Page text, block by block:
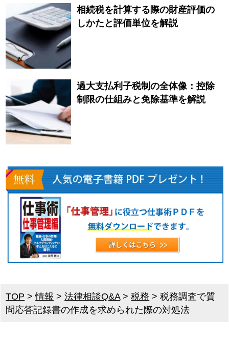
相続税を計算する際の財産評価の
しかたと評価単位を解説
過大支払利子税制の全体像：控除
制限の仕組みと免除基準を解説
TOP >情報 >法律相談Q&A>税務 >税務調査で質
問応答記録書の作成を求められた際の対処法